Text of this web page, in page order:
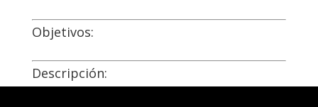
Objetivos:
Descripción: